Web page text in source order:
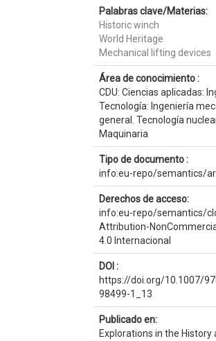
Palabras clave/Materias:
Historic winch
World Heritage
Mechanical lifting devices
Área de conocimiento :
CDU: Ciencias aplicadas:
Tecnología: Ingeniería
general. Tecnología
Maquinaria
Tipo de documento :
info:eu-repo/semantics/
Derechos de acceso:
info:eu-repo/semantics/
Attribution-
4.0 Internacional
DOI :
https://doi.org/10.1007/
98499-1_13
Publicado en:
Explorations in the History